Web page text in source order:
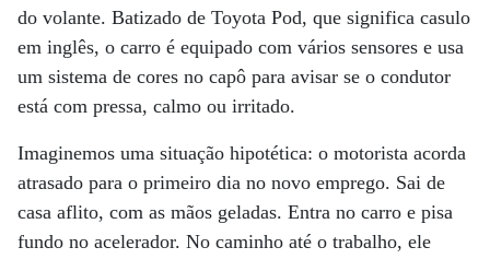
do volante. Batizado de Toyota Pod, que significa casulo
em inglês, o carro é equipado com vários sensores e usa
um sistema de cores no capô para avisar se o condutor
está com pressa, calmo ou irritado.
Imaginemos uma situação hipotética: o motorista acorda
atrasado para o primeiro dia no novo emprego. Sai de
casa aflito, com as mãos geladas. Entra no carro e pisa
fundo no acelerador. No caminho até o trabalho, ele